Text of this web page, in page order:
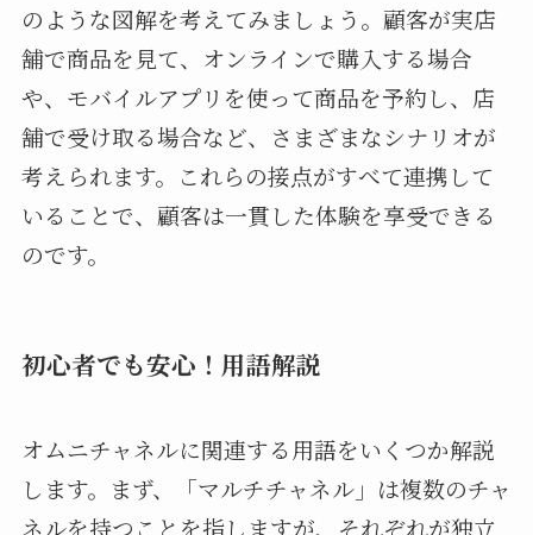
のような図解を考えてみましょう。顧客が実店
舗で商品を見て、オンラインで購入する場合
や、モバイルアプリを使って商品を予約し、店
舗で受け取る場合など、さまざまなシナリオが
考えられます。これらの接点がすべて連携して
いることで、顧客は一貫した体験を享受できる
のです。
初心者でも安心！用語解説
オムニチャネルに関連する用語をいくつか解説
します。まず、「マルチチャネル」は複数のチャ
ネルを持つことを指しますが、それぞれが独立